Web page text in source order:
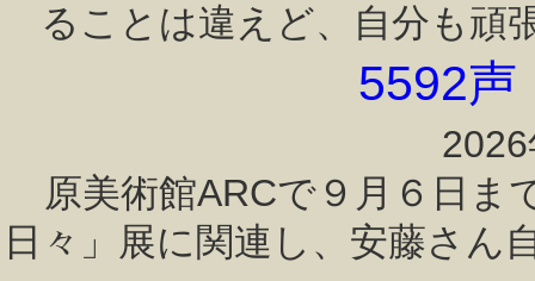
ることは違えど、自分も頑
5592
原美術館ARCで９月６日ま
日々」展に関連し、安藤さん